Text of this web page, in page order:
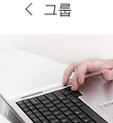
그룹